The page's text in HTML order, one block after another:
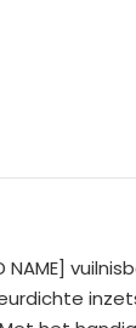
NAME]